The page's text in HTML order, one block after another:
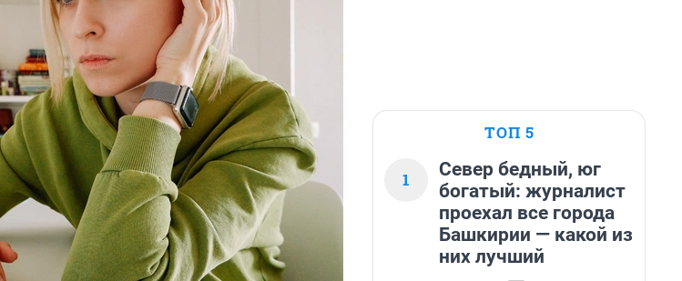
ТОП 5
1
Север бедный, юг
богатый: журналист
проехал все города
Башкирии — какой из
них лучший